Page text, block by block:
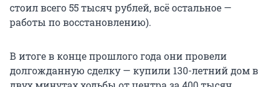
стоил всего 55 тысяч рублей, всё остальное —
работы по восстановлению).
В итоге в конце прошлого года они провели
долгожданную сделку — купили 130-летний дом в